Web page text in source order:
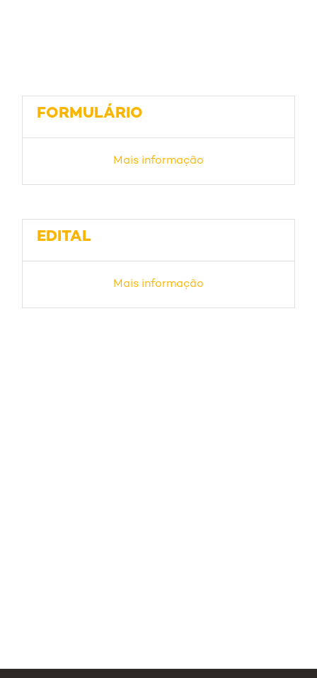
FORMULÁRIO
Mais informação
EDITAL
Mais informação